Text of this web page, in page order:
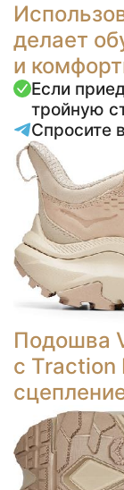
делает
и
Если
тройную
Спросите
Подошва
с Traction